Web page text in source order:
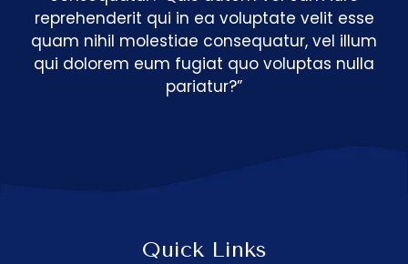
reprehenderit qui in ea voluptate velit esse
quam nihil molestiae consequatur, vel illum
qui dolorem eum fugiat quo voluptas nulla
pariatur?”
Quick Links